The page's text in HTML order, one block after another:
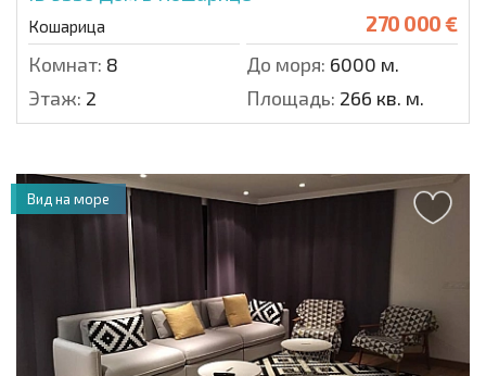
Кошарица 270 000 €
Комнат: 8 До моря: 6000 м.
Этаж: 2 Площадь: 266 кв. м.
Вид на море